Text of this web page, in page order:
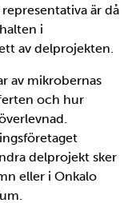
är då
i
av delprojekten.
av mikrobernas
och hur
delprojekt sker
eller i Onkalo